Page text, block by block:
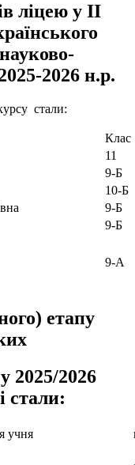
ліцею у ІІ
2026 н.р.
стали:
Клас
11
9-Б
10-Б
9-Б
9-Б
9-А
етапу
2025/2026
стали:
учня